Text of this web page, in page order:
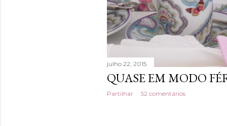
g
e
n
s
julho 22, 2015
QUASE EM MODO
Partilhar 52 comentários